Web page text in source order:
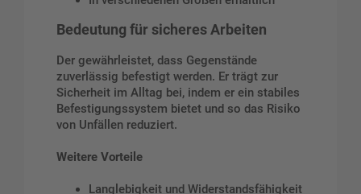
Bedeutung für sicheres Arbeiten
Der gewährleistet, dass Gegenstände
zuverlässig befestigt werden. Er trägt zur
Sicherheit im Alltag bei, indem er ein stabiles
Befestigungssystem bietet und so das Risiko
von Unfällen reduziert.
Weitere Vorteile
Langlebigkeit und Widerstandsfähigkeit